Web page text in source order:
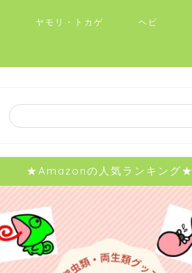
ヤモリ・トカゲ ヘビ
★Amazonの人気ランキング★